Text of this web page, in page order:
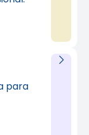
para